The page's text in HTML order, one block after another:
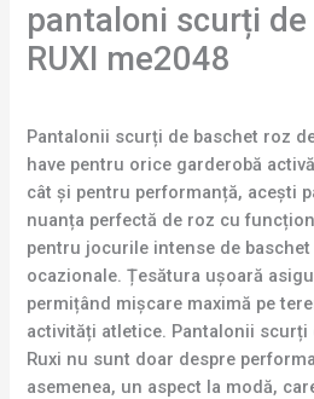
pantaloni scurți
RUXI me2048
Pantalonii scurți de baschet roz
have pentru orice garderobă
cât și pentru performanță, acești
nuanța perfectă de roz cu
pentru jocurile intense de
ocazionale. Țesătura ușoară
permițând mișcare maximă pe
activități atletice. Pantalonii scurți
Ruxi nu sunt doar despre
asemenea, un aspect la modă,